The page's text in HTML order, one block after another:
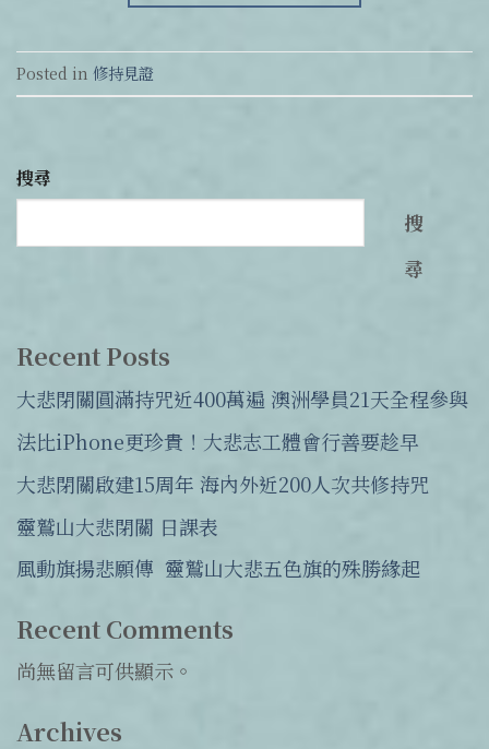
Posted in 修持見證
搜尋
搜
尋
Recent Posts
大悲閉關圓滿持咒近400萬遍 澳洲學員21天全程參與
法比iPhone更珍貴！大悲志工體會行善要趁早
大悲閉關啟建15周年 海內外近200人次共修持咒
靈鷲山大悲閉關 日課表
風動旗揚悲願傳 靈鷲山大悲五色旗的殊勝緣起
Recent Comments
尚無留言可供顯示。
Archives